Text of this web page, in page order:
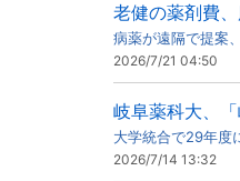
老健の薬剤費
病薬が遠隔で提案
2026/7/21 04:50
岐阜薬科大、
大学統合で29年度
2026/7/14 13:32